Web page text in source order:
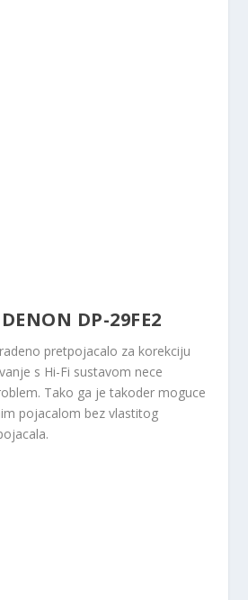
DP-29FE2
pretpojacalo za korekciju
s Hi-Fi sustavom nece
Tako ga je takoder moguce
pojacalom bez vlastitog